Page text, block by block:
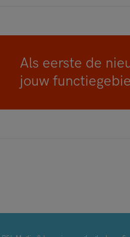
Als eerste de
jouw